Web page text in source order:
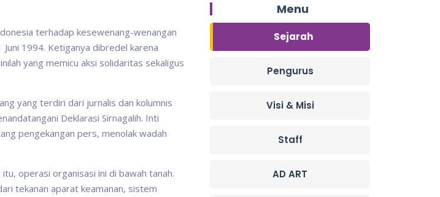
terhadap kesewenang-wenangan
1994. Ketiganya dibredel karena
yang memicu aksi solidaritas sekaligus
yang terdiri dari jurnalis dan kolumnis
Deklarasi Sirnagalih. Inti
pengekangan pers, menolak wadah
operasi organisasi ini di bawah tanah.
tekanan aparat keamanan, sistem
Menu
Sejarah
Pengurus
Visi & Misi
Staff
AD ART